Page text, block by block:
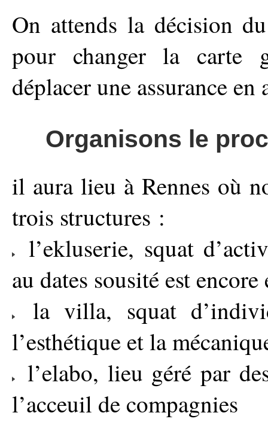
On attends la décision
pour changer la carte
déplacer une assurance en
Organisons le
il aura lieu à Rennes où
trois structures :
l’ekluserie, squat
au dates sousité est
la villa, squat
l’esthétique et la
l’elabo, lieu géré par
l’acceuil de compagnies